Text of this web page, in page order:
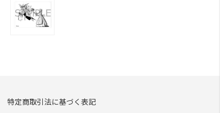
特定商取引法に基づく表記